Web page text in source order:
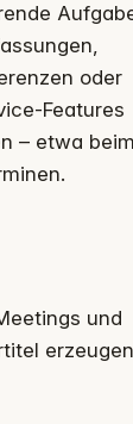
oder
Features
– etwa beim
und
erzeugen